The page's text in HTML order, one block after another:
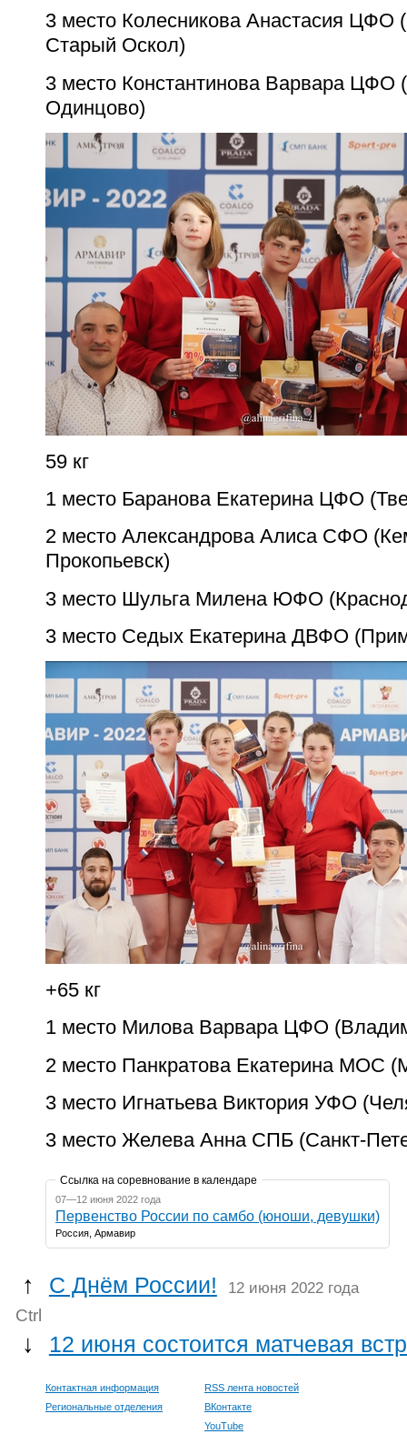
3 место Колесникова Анастасия ЦФО
Старый Оскол)
3 место Константинова Варвара ЦФО
Одинцово)
59 кг
1 место Баранова Екатерина ЦФО
2 место Александрова Алиса СФО
Прокопьевск)
3 место Шульга Милена ЮФО
3 место Седых Екатерина ДВФО
+65 кг
1 место Милова Варвара ЦФО
2 место Панкратова Екатерина МОС
3 место Игнатьева Виктория УФО
3 место Желева Анна СПБ (Санкт-
Ссылка на соревнование в календаре
07—12 июня 2022 года
Первенство России по самбо (юноши, девушки)
Россия, Армавир
↑ С Днём России! 12 июня 2022 года
Ctrl
↓ 12 июня состоится матчевая
Контактная информация
Региональные отделения
RSS лента новостей
ВКонтакте
YouTube